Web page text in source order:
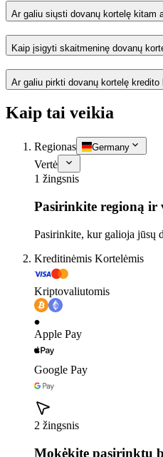
Ar galiu siųsti dovanų kortelę kitam
Kaip įsigyti skaitmeninę dovanų
Ar galiu pirkti dovanų kortelę
Kaip tai veikia
Regionas Germany
Vertė
1 žingsnis
Pasirinkite regioną ir
Pasirinkite, kur galioja jūsų
Kreditinėmis Kortelėmis
Kriptovaliutomis
Apple Pay
Google Pay
2 žingsnis
Mokėkite pasirinktu